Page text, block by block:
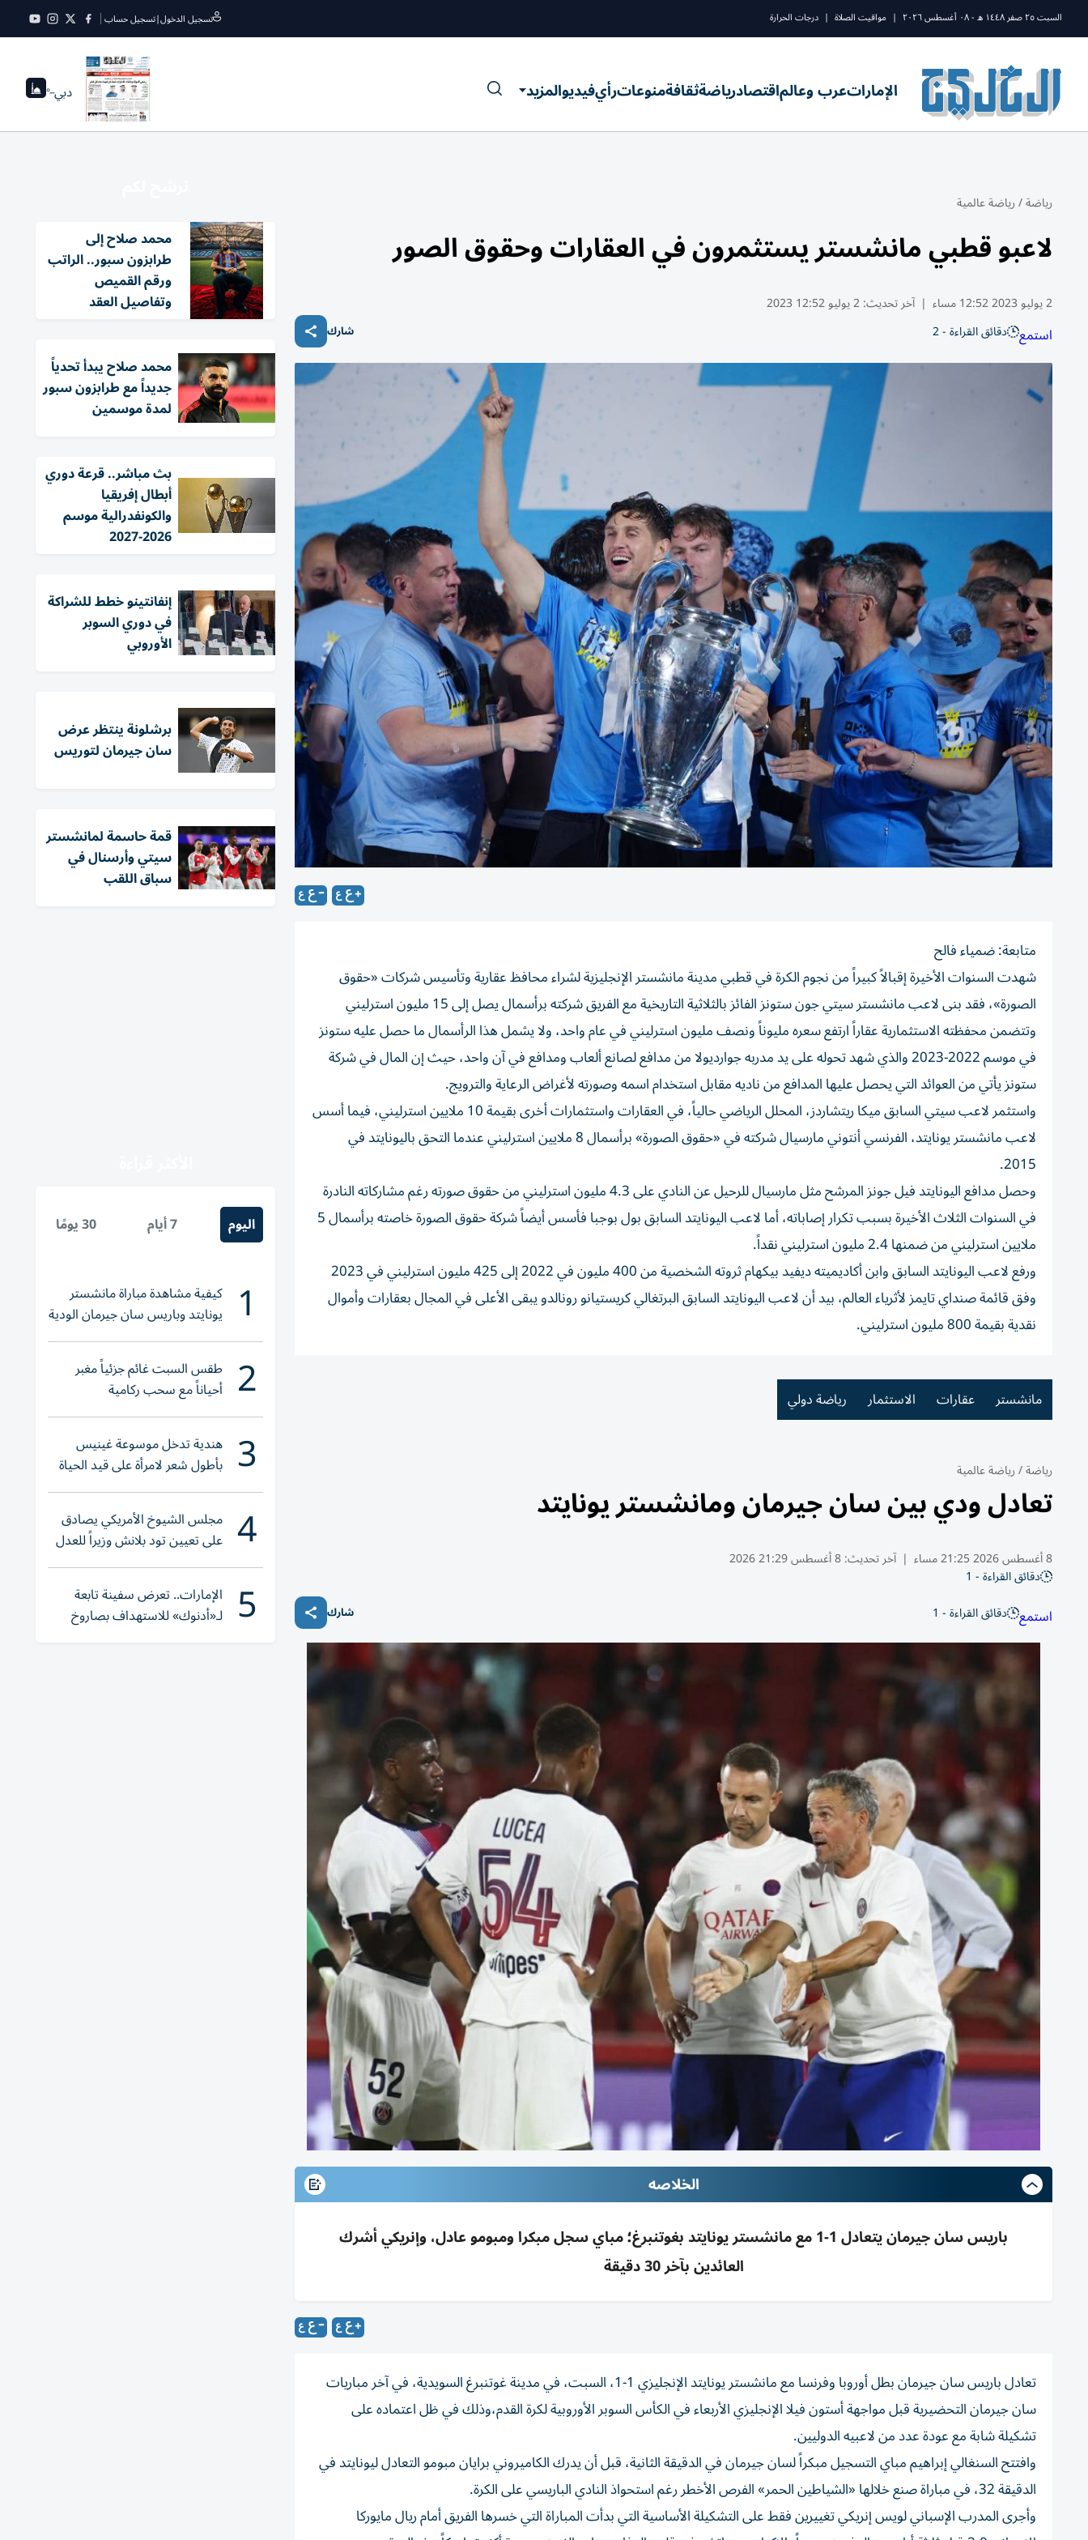
السبت ٢٥ صفر ١٤٤٨ ه - ٠٨ أغسطس ٢٠٢٦ | مواقيت الصلاة | درجات الحرارة تسجيل الدخول|تسجيل حساب
الإماراتعرب وعالماقتصادرياضةثقافةمنوعاترأيفيديوالمزيد دبي--°
رياضة/رياضة عالمية
لاعبو قطبي مانشستر يستثمرون في العقارات وحقوق الصور
2 يوليو 2023 12:52 مساء | آخر تحديث:2 يوليو 12:52 2023
استمع دقائق القراءة - 2 شارك
متابعة: ضمياء فالح
شهدت السنوات الأخيرة إقبالاً كبيراً من نجوم الكرة في قطبي مدينة مانشستر الإنجليزية لشراء محافظ عقارية وتأسيس شركات «حقوق
الصورة»، فقد بنى لاعب مانشستر سيتي جون ستونز الفائز بالثلاثية التاريخية مع الفريق شركته برأسمال يصل إلى 15 مليون استرليني
وتتضمن محفظته الاستثمارية عقاراً ارتفع سعره مليوناً ونصف مليون استرليني في عام واحد، ولا يشمل هذا الرأسمال ما حصل عليه ستونز
في موسم 2022-2023 والذي شهد تحوله على يد مدربه جوارديولا من مدافع لصانع ألعاب ومدافع في آن واحد، حيث إن المال في شركة
ستونز يأتي من العوائد التي يحصل عليها المدافع من ناديه مقابل استخدام اسمه وصورته لأغراض الرعاية والترويج.
واستثمر لاعب سيتي السابق ميكا ريتشاردز، المحلل الرياضي حالياً، في العقارات واستثمارات أخرى بقيمة 10 ملايين استرليني، فيما أسس
لاعب مانشستر يونايتد، الفرنسي أنتوني مارسيال شركته في «حقوق الصورة» برأسمال 8 ملايين استرليني عندما التحق باليونايتد في
2015.
وحصل مدافع اليونايتد فيل جونز المرشح مثل مارسيال للرحيل عن النادي على 4.3 مليون استرليني من حقوق صورته رغم مشاركاته النادرة
في السنوات الثلاث الأخيرة بسبب تكرار إصاباته، أما لاعب اليونايتد السابق بول بوجبا فأسس أيضاً شركة حقوق الصورة خاصته برأسمال 5
ملايين استرليني من ضمنها 2.4 مليون استرليني نقداً.
ورفع لاعب اليونايتد السابق وابن أكاديميته ديفيد بيكهام ثروته الشخصية من 400 مليون في 2022 إلى 425 مليون استرليني في 2023
وفق قائمة صنداي تايمز لأثرياء العالم، بيد أن لاعب اليونايتد السابق البرتغالي كريستيانو رونالدو يبقى الأعلى في المجال بعقارات وأموال
نقدية بقيمة 800 مليون استرليني.
مانشستر عقارات الاستثمار رياضة دولي
رياضة/رياضة عالمية
تعادل ودي بين سان جيرمان ومانشستر يونايتد
8 أغسطس 2026 21:25 مساء | آخر تحديث:8 أغسطس 21:29 2026
دقائق القراءة - 1
استمع دقائق القراءة - 1 شارك
الخلاصه
باريس سان جيرمان يتعادل 1-1 مع مانشستر يونايتد بغوتنبرغ؛ مباي سجل مبكرا ومبومو عادل، وإنريكي أشرك
العائدين بآخر 30 دقيقة
تعادل باريس سان جيرمان بطل أوروبا وفرنسا مع مانشستر يونايتد الإنجليزي 1-1، السبت، في مدينة غوتنبرغ السويدية، في آخر مباريات
سان جيرمان التحضيرية قبل مواجهة أستون فيلا الإنجليزي الأربعاء في الكأس السوبر الأوروبية لكرة القدم،وذلك في ظل اعتماده على
تشكيلة شابة مع عودة عدد من لاعبيه الدوليين.
وافتتح السنغالي إبراهيم مباي التسجيل مبكراً لسان جيرمان في الدقيقة الثانية، قبل أن يدرك الكاميروني برايان مبومو التعادل ليونايتد في
الدقيقة 32، في مباراة صنع خلالها «الشياطين الحمر» الفرص الأخطر رغم استحواذ النادي الباريسي على الكرة.
وأجرى المدرب الإسباني لويس إنريكي تغييرين فقط على التشكيلة الأساسية التي بدأت المباراة التي خسرها الفريق أمام ريال مايوركا
محمد صلاح إلى
طرابزون سبور.. الراتب
ورقم القميص
وتفاصيل العقد
محمد صلاح يبدأ تحدياً
جديداً مع طرابزون سبور
لمدة موسمين
بث مباشر.. قرعة دوري
أبطال إفريقيا
والكونفدرالية موسم
2026-2027
إنفانتينو خطط للشراكة
في دوري السوبر
الأوروبي
برشلونة ينتظر عرض
سان جيرمان لتوريس
قمة حاسمة لمانشستر
سيتي وأرسنال في
سباق اللقب
اليوم 7 أيام 30 يومًا
1 كيفية مشاهدة مباراة مانشستر
يونايتد وباريس سان جيرمان الودية
والقنوات الناقلة
2 طقس السبت غائم جزئياً مغبر
أحياناً مع سحب ركامية
3 هندية تدخل موسوعة غينيس
بأطول شعر لامرأة على قيد الحياة
4 مجلس الشيوخ الأمريكي يصادق
على تعيين تود بلانش وزيراً للعدل
5 الإمارات.. تعرض سفينة تابعة
لـ«أدنوك» للاستهداف بصاروخ